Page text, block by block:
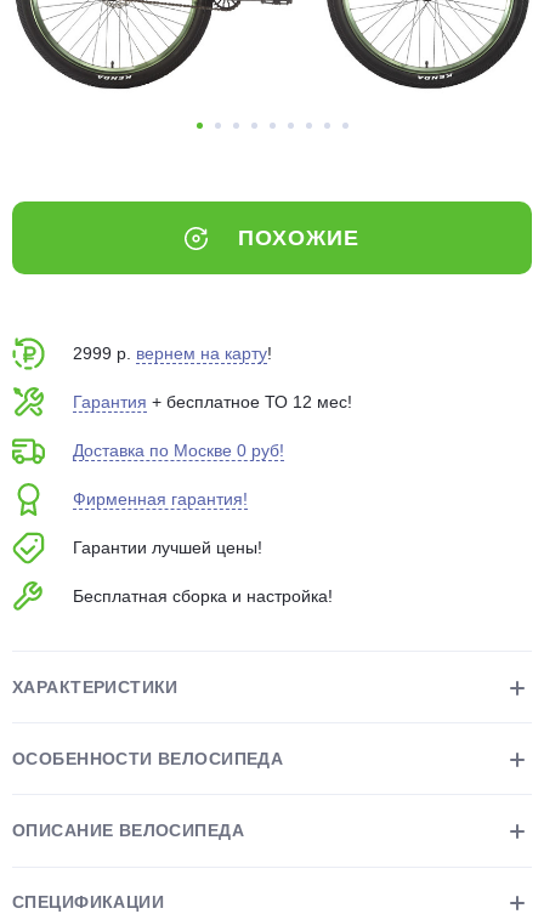
ПОХОЖИЕ
2999 р. вернем на карту!
Гарантия + бесплатное ТО 12 мес!
Доставка по Москве 0 руб!
Фирменная гарантия!
Гарантии лучшей цены!
Бесплатная сборка и настройка!
ХАРАКТЕРИСТИКИ
ОСОБЕННОСТИ ВЕЛОСИПЕДА
ОПИСАНИЕ ВЕЛОСИПЕДА
СПЕЦИФИКАЦИИ
Оплачивайте сегодня только
25% картой любого банка
выбранный способом
Оставшиеся75% будут
Подробнее
Остались вопросы?